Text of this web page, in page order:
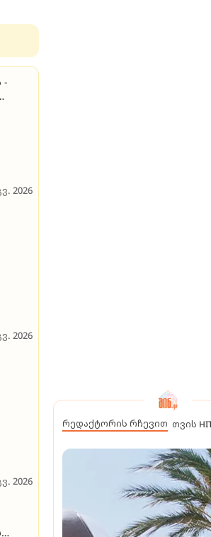
-
2026
2026
2026
რედაქტორის რჩევით თვის